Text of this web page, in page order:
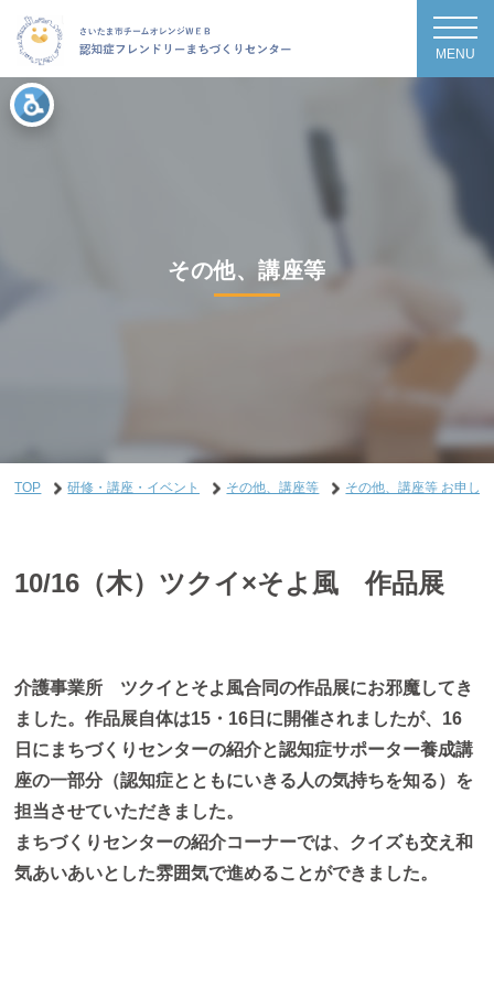
MENU
その他、講座等
TOP 研修・講座・イベント その他、講座等 その他、講座等 お申し
10/16（木）ツクイ×そよ風 作品展
介護事業所 ツクイとそよ風合同の作品展にお邪魔してき
ました。作品展自体は15・16日に開催されましたが、16
日にまちづくりセンターの紹介と認知症サポーター養成講
座の一部分（認知症とともにいきる人の気持ちを知る）を
担当させていただきました。
まちづくりセンターの紹介コーナーでは、クイズも交え和
気あいあいとした雰囲気で進めることができました。